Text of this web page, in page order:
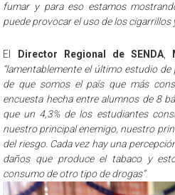
fumar y para eso estamos
puede provocar el uso de los cigarrillos
El Director Regional de SENDA,
“lamentablemente el último estudio
de que somos el país que más
encuesta hecha entre alumnos de 8
que un 4,3% de los estudiantes
nuestro principal enemigo, nuestro
del riesgo. Cada vez hay una
daños que produce el tabaco y
consumo de otro tipo de drogas”.